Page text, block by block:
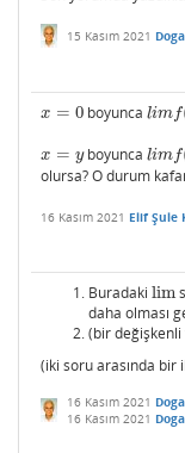
15 Kasım 2021
x = 0
x= 0 boyuncalim f
limf(x
x = y
x= y boyuncalim f
limf(x
olursa? O durum
16 Kasım 2021 Elif Şule
Buradaki lim
lim
daha olması
(bir değişkenli
(iki soru arasında bir
16 Kasım 2021
16 Kasım 2021